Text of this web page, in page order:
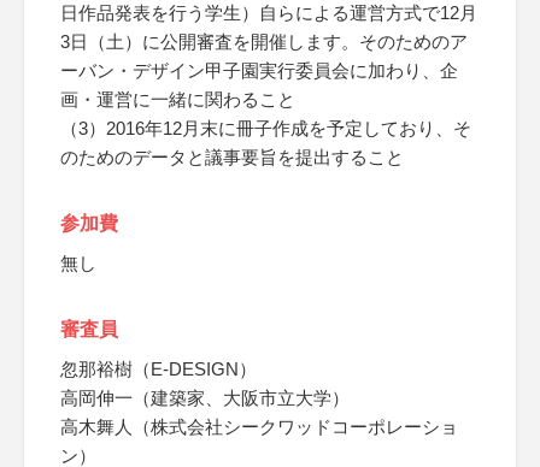
日作品発表を行う学生）自らによる運営方式で12月
3日（土）に公開審査を開催します。そのためのア
ーバン・デザイン甲子園実行委員会に加わり、企
画・運営に一緒に関わること
（3）2016年12月末に冊子作成を予定しており、そ
のためのデータと議事要旨を提出すること
参加費
無し
審査員
忽那裕樹（E-DESIGN）
高岡伸一（建築家、大阪市立大学）
高木舞人（株式会社シークワッドコーポレーショ
ン）